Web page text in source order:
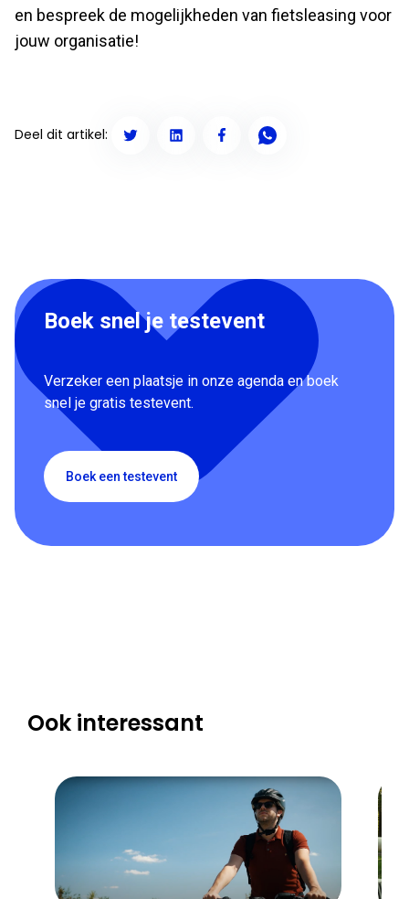
Deel dit artikel:
en bespreek de mogelijkheden van fietsleasing voor
jouw organisatie!
Boek snel je testevent
Verzeker een plaatsje in onze agenda en boek
snel je gratis testevent.
Boek een testevent
Ook interessant